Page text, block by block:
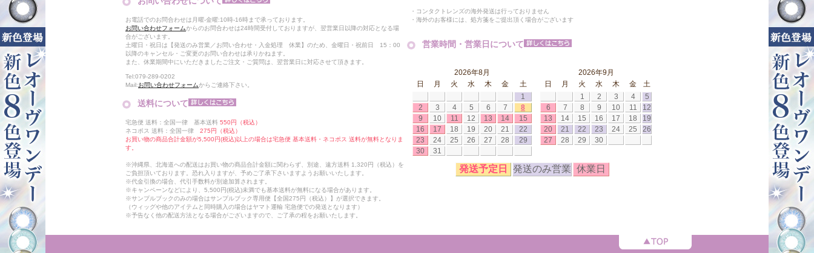
お電話でのお問合わせは月曜-金曜:10時-16時まで承っております。
お問い合わせフォームからのお問合わせは24時間受付しておりますが、翌営業日以降の対応となる場
合がございます。
土曜日・祝日は【発送のみ営業／お問い合わせ・入金処理 休業】のため、金曜日・祝前日 15：00
以降のキャンセル・ご変更のお問い合わせは承りかねます。
また、休業期間中にいただきましたご注文・ご質問は、翌営業日に対応させて頂きます。
Tel:079-289-0202
Mail:お問い合わせフォームからご連絡下さい。
送料について
宅急便 送料：全国一律 基本送料 550円（税込）
ネコポス 送料：全国一律 275円（税込）
お買い物の商品合計金額が5,500円(税込)以上の場合は宅急便 基本送料・ネコポス 送料が無料となりま
す。
※沖縄県、北海道への配送はお買い物の商品合計金額に関わらず、別途、遠方送料 1,320円（税込）を
ご負担頂いております。恐れ入りますが、予めご了承下さいますようお願いいたします。
※代金引換の場合、代引手数料が別途加算されます。
※キャンペーンなどにより、5,500円(税込)未満でも基本送料が無料になる場合があります。
※サンプルブックのみの場合はサンプルブック専用便【全国275円（税込）】が選択できます。
（ウィッグや他のアイテムと同時購入の場合はヤマト運輸 宅急便での発送となります）
※予告なく他の配送方法となる場合がございますので、ご了承の程をお願いたします。
・コンタクトレンズの海外発送は行っておりません
・海外のお客様には、処方箋をご提出頂く場合がございます
営業時間・営業日について
2026年8月
日
月 火 水 木 金
土
1
2
3 4 5 6 7
8
9
10 11 12 13 14
15
16
17 18 19 20 21
22
23
24 25 26 27 28
29
30
31
2026年9月
日
月 火 水 木 金
土
1
2 3 4
5
6
7 8 9 10 11
12
13
14 15 16 17 18
19
20
21 22 23 24 25
26
27
28 29 30
発送予定日 発送のみ営業 休業日